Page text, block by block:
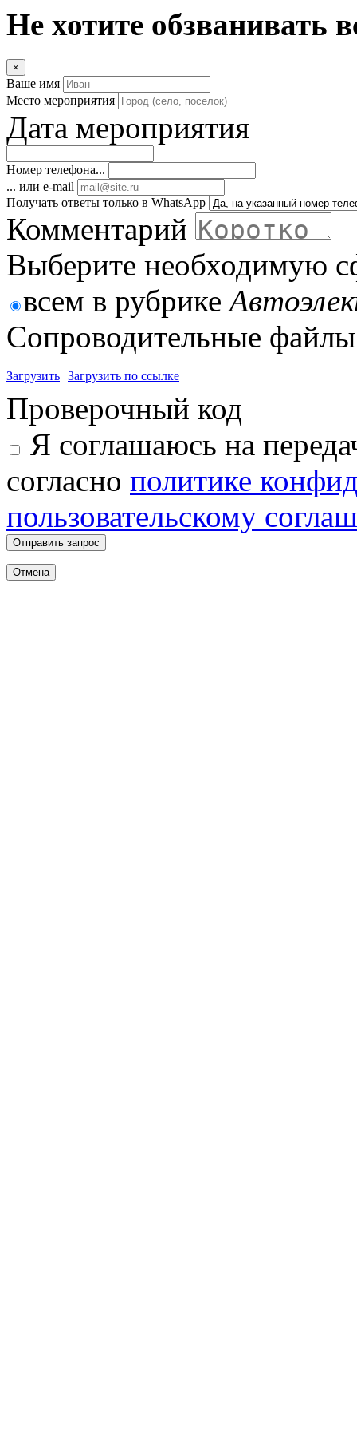
Не хотите обзванивать
×
Ваше имя
Место мероприятия
Дата мероприятия
Номер телефона...
... или e-mail
Получать ответы только в WhatsApp
Комментарий
Выберите необходимую
всем в рубрике
Сопроводительные
Загрузить Загрузить по ссылке
Проверочный код
Я соглашаюсь на
согласно политике
пользовательскому
Отправить запрос
Отмена